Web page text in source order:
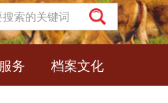
务 档案文化